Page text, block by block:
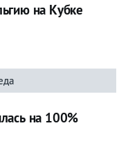
на Кубке
на 100%